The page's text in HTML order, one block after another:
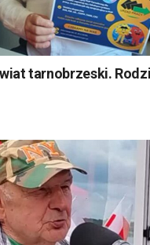
tarnobrzeski.